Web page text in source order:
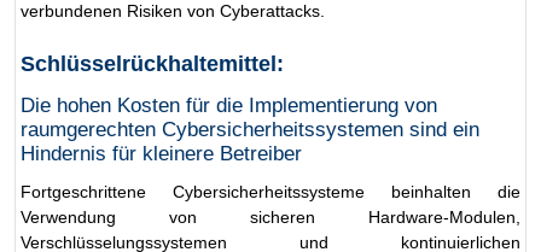
verbundenen Risiken von Cyberattacks.
Schlüsselrückhaltemittel:
Die hohen Kosten für die Implementierung von
raumgerechten Cybersicherheitssystemen sind ein
Hindernis für kleinere Betreiber
Fortgeschrittene Cybersicherheitssysteme beinhalten die
Verwendung von sicheren Hardware-Modulen,
Verschlüsselungssystemen und kontinuierlichen